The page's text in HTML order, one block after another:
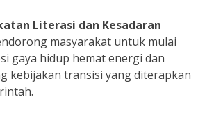
Literasi dan Kesadaran
masyarakat untuk mulai
gaya hidup hemat energi dan
kebijakan transisi yang diterapkan